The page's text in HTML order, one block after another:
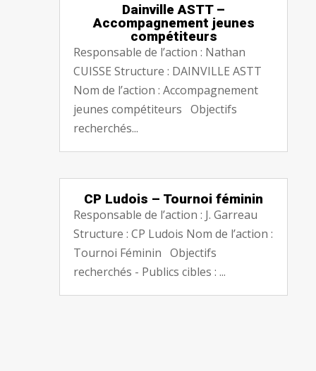
Dainville ASTT –
Accompagnement jeunes
compétiteurs
Responsable de l’action : Nathan
CUISSE Structure : DAINVILLE ASTT
Nom de l’action : Accompagnement
jeunes compétiteurs Objectifs
recherchés...
CP Ludois – Tournoi féminin
Responsable de l’action : J. Garreau
Structure : CP Ludois Nom de l’action :
Tournoi Féminin Objectifs
recherchés - Publics cibles : ...